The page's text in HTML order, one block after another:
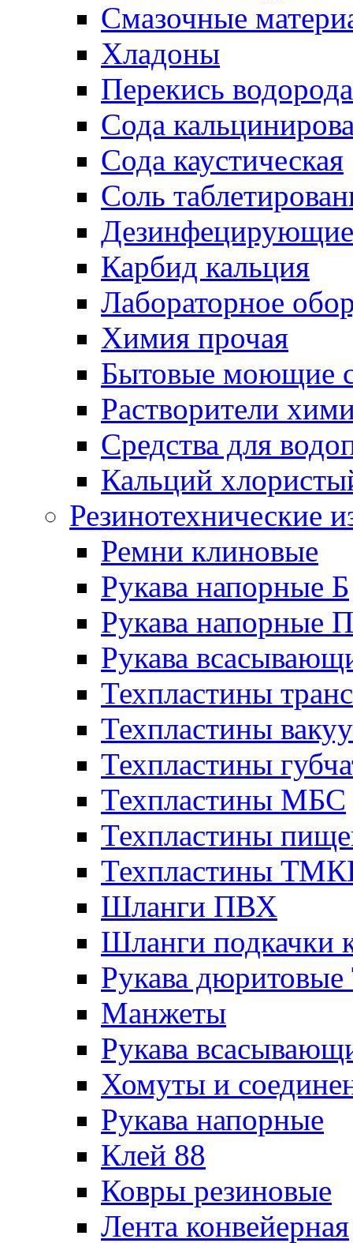
Смазочные
Хладоны
Перекись водорода
Сода
Сода каустическая
Соль
Дезинфецирующие
Карбид кальция
Лабораторное
Химия прочая
Бытовые моющие
Растворители
Средства для
Кальций
Резинотехнические
Ремни клиновые
Рукава напорные Б
Рукава напорные П
Рукава
Техпластины
Техпластины
Техпластины
Техпластины МБС
Техпластины
Техпластины
Шланги ПВХ
Шланги подкачки
Рукава
Манжеты
Рукава
Хомуты и
Рукава напорные
Клей 88
Ковры резиновые
Лента конвейерная